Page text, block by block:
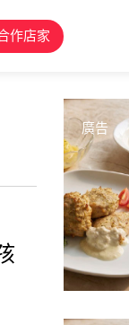
作店家
廣告